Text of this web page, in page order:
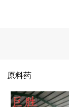
原料药